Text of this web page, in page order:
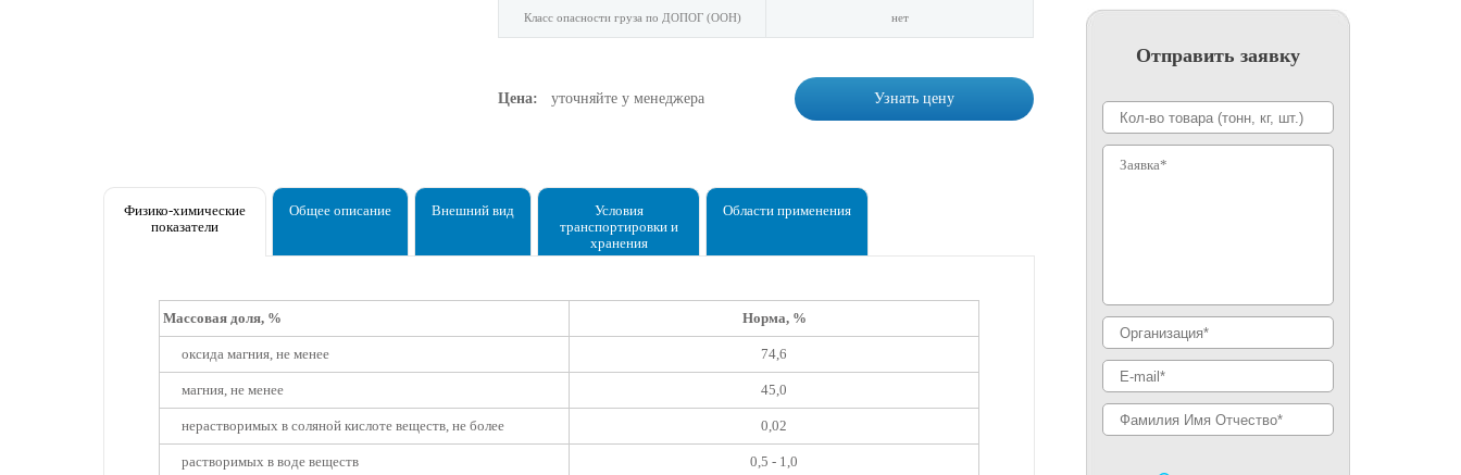
Класс опасности груза по ДОПОГ (ООН) нет
Цена: уточняйте у менеджера Узнать цену
Физико-химические
показатели
Общее описание Внешний вид
Условия
транспортировки и
хранения
Области применения
Массовая доля, % Норма, %
оксида магния, не менее 74,6
магния, не менее 45,0
нерастворимых в соляной кислоте веществ, не более 0,02
растворимых в воде веществ 0,5 - 1,0
Отправить заявку